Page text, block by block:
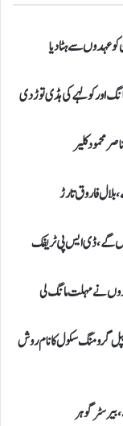
محمود کلیر
فاروق تارڑ
گے،ڈی ایس پی ٹریفک
نے مہلت مانگ لی
میں 1061نمبرلے کر ایپل گرومنگ سکول کا نام روش